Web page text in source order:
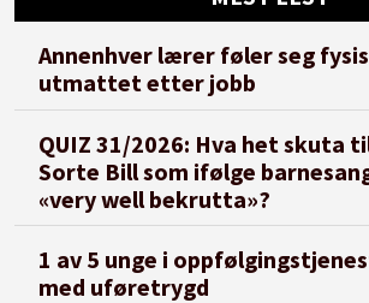
Annenhver lærer føler seg
utmattet etter jobb
QUIZ 31/2026: Hva het skuta
Sorte Bill som ifølge
«very well bekrutta»?
1 av 5 unge i
med uføretrygd